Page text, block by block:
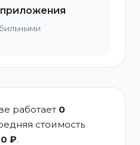
работает 0
стоимость
0 ₽.